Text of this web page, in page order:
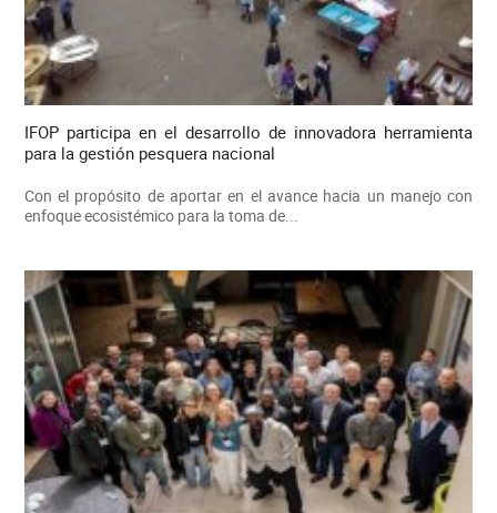
IFOP participa en el desarrollo de innovadora herramienta
para la gestión pesquera nacional
Con el propósito de aportar en el avance hacia un manejo con
enfoque ecosistémico para la toma de...